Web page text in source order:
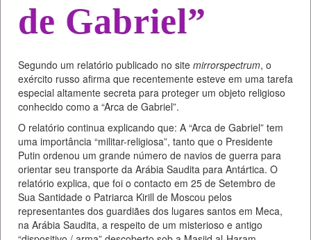
de Gabriel”
Segundo um relatório publicado no site mirrorspectrum, o
exército russo afirma que recentemente esteve em uma tarefa
especial altamente secreta para proteger um objeto religioso
conhecido como a “Arca de Gabriel”.
O relatório continua explicando que: A “Arca de Gabriel” tem
uma importância “militar-religiosa”, tanto que o Presidente
Putin ordenou um grande número de navios de guerra para
orientar seu transporte da Arábia Saudita para Antártica. O
relatório explica, que foi o contacto em 25 de Setembro de
Sua Santidade o Patriarca Kirill de Moscou pelos
representantes dos guardiães dos lugares santos em Meca,
na Arábia Saudita, a respeito de um misterioso e antigo